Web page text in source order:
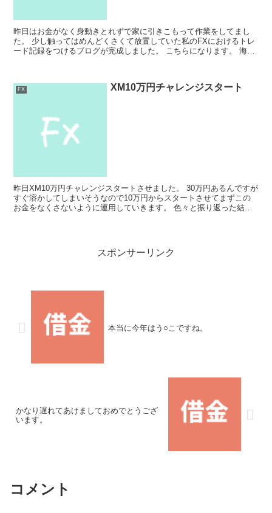
昨日はお金がなく身動きとれずで家に引きこもって作業をしてまし
た。 少し触ってはめんどくさくて放置していた私のFXにおけるトレ
ード記録をつけるブログが完成しました。 こちらになります。 海外
FX XM10万円チャレンジスタート
昨日XM10万円チャレンジスタートさせました。 30万円あるんですが
すぐ溶かしてしまいそうなので10万円からスタートさせてまずこの
お金をなくさないように運用していきます。 色々と振り返った結果
スポンサーリンク
本当に今年はう○こですね。
かなり遅れてあけましておめでとうござ
います。
コメント